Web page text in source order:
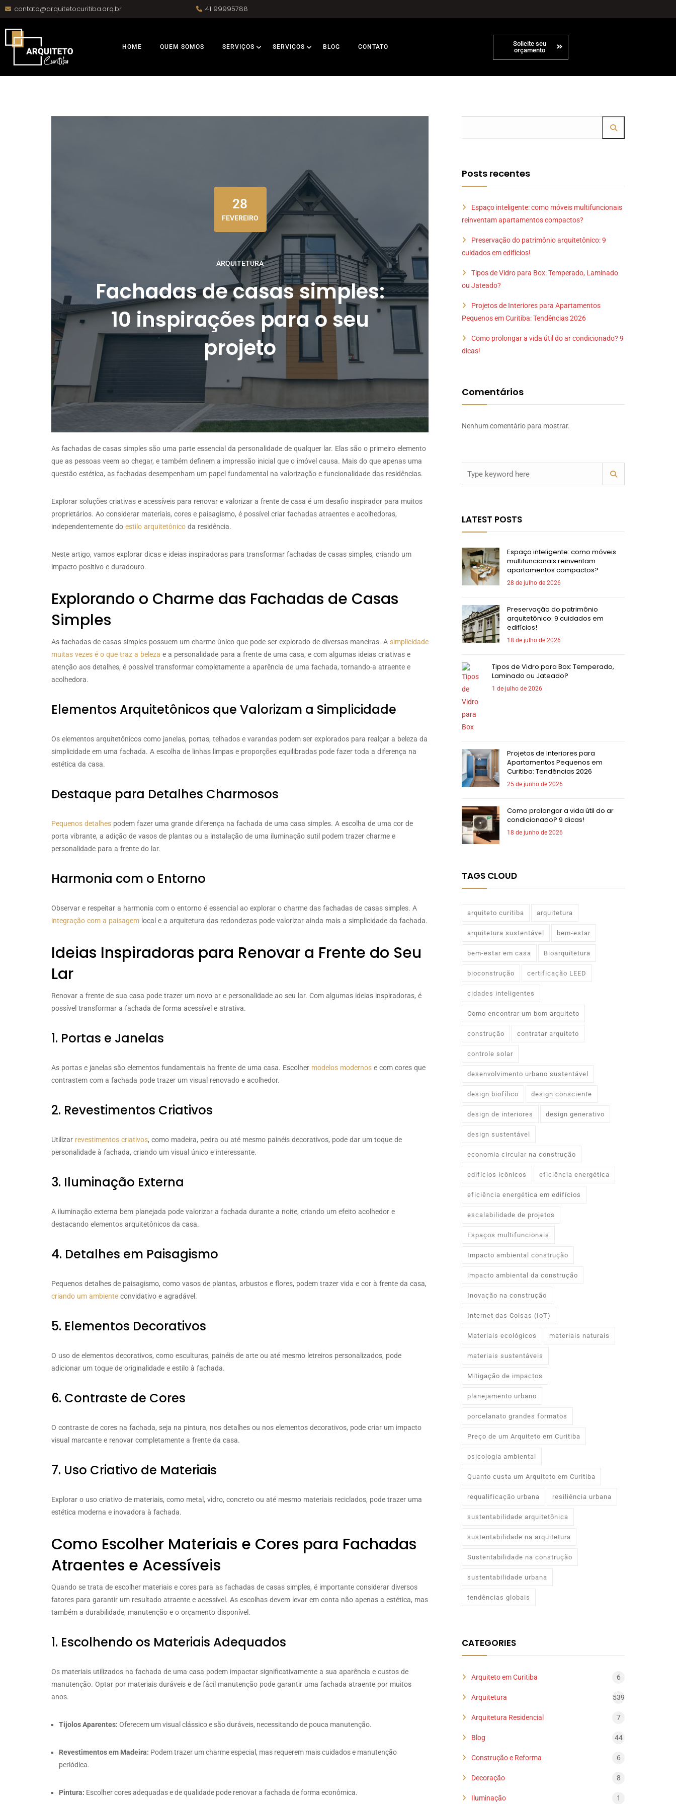
contato@arquitetocuritiba.arq.br 41 99995788
HOME QUEM SOMOS SERVIÇOS SERVIÇOS BLOG CONTATO
Solicite seu
orçamento
28
FEVEREIRO
ARQUITETURA
Fachadas de casas simples:
10 inspirações para o seu
projeto
As fachadas de casas simples são uma parte essencial da personalidade de qualquer lar. Elas são o primeiro elemento
que as pessoas veem ao chegar, e também definem a impressão inicial que o imóvel causa. Mais do que apenas uma
questão estética, as fachadas desempenham um papel fundamental na valorização e funcionalidade das residências.
Explorar soluções criativas e acessíveis para renovar e valorizar a frente de casa é um desafio inspirador para muitos
proprietários. Ao considerar materiais, cores e paisagismo, é possível criar fachadas atraentes e acolhedoras,
independentemente do estilo arquitetônico da residência.
Neste artigo, vamos explorar dicas e ideias inspiradoras para transformar fachadas de casas simples, criando um
impacto positivo e duradouro.
Explorando o Charme das Fachadas de Casas
Simples
As fachadas de casas simples possuem um charme único que pode ser explorado de diversas maneiras. A simplicidade
muitas vezes é o que traz a beleza e a personalidade para a frente de uma casa, e com algumas ideias criativas e
atenção aos detalhes, é possível transformar completamente a aparência de uma fachada, tornando-a atraente e
acolhedora.
Elementos Arquitetônicos que Valorizam a Simplicidade
Os elementos arquitetônicos como janelas, portas, telhados e varandas podem ser explorados para realçar a beleza da
simplicidade em uma fachada. A escolha de linhas limpas e proporções equilibradas pode fazer toda a diferença na
estética da casa.
Destaque para Detalhes Charmosos
Pequenos detalhes podem fazer uma grande diferença na fachada de uma casa simples. A escolha de uma cor de
porta vibrante, a adição de vasos de plantas ou a instalação de uma iluminação sutil podem trazer charme e
personalidade para a frente do lar.
Harmonia com o Entorno
Observar e respeitar a harmonia com o entorno é essencial ao explorar o charme das fachadas de casas simples. A
integração com a paisagem local e a arquitetura das redondezas pode valorizar ainda mais a simplicidade da fachada.
Ideias Inspiradoras para Renovar a Frente do Seu
Lar
Renovar a frente de sua casa pode trazer um novo ar e personalidade ao seu lar. Com algumas ideias inspiradoras, é
possível transformar a fachada de forma acessível e atrativa.
1. Portas e Janelas
As portas e janelas são elementos fundamentais na frente de uma casa. Escolher modelos modernos e com cores que
contrastem com a fachada pode trazer um visual renovado e acolhedor.
2. Revestimentos Criativos
Utilizar revestimentos criativos, como madeira, pedra ou até mesmo painéis decorativos, pode dar um toque de
personalidade à fachada, criando um visual único e interessante.
3. Iluminação Externa
A iluminação externa bem planejada pode valorizar a fachada durante a noite, criando um efeito acolhedor e
destacando elementos arquitetônicos da casa.
4. Detalhes em Paisagismo
Pequenos detalhes de paisagismo, como vasos de plantas, arbustos e flores, podem trazer vida e cor à frente da casa,
criando um ambiente convidativo e agradável.
5. Elementos Decorativos
O uso de elementos decorativos, como esculturas, painéis de arte ou até mesmo letreiros personalizados, pode
adicionar um toque de originalidade e estilo à fachada.
6. Contraste de Cores
O contraste de cores na fachada, seja na pintura, nos detalhes ou nos elementos decorativos, pode criar um impacto
visual marcante e renovar completamente a frente da casa.
7. Uso Criativo de Materiais
Explorar o uso criativo de materiais, como metal, vidro, concreto ou até mesmo materiais reciclados, pode trazer uma
estética moderna e inovadora à fachada.
Como Escolher Materiais e Cores para Fachadas
Atraentes e Acessíveis
Quando se trata de escolher materiais e cores para as fachadas de casas simples, é importante considerar diversos
fatores para garantir um resultado atraente e acessível. As escolhas devem levar em conta não apenas a estética, mas
também a durabilidade, manutenção e o orçamento disponível.
1. Escolhendo os Materiais Adequados
Os materiais utilizados na fachada de uma casa podem impactar significativamente a sua aparência e custos de
manutenção. Optar por materiais duráveis e de fácil manutenção pode garantir uma fachada atraente por muitos
anos.
Tijolos Aparentes: Oferecem um visual clássico e são duráveis, necessitando de pouca manutenção.
Revestimentos em Madeira: Podem trazer um charme especial, mas requerem mais cuidados e manutenção
periódica.
Pintura: Escolher cores adequadas e de qualidade pode renovar a fachada de forma econômica.
Posts recentes
Espaço inteligente: como móveis multifuncionais
reinventam apartamentos compactos?
Preservação do patrimônio arquitetônico: 9
cuidados em edifícios!
Tipos de Vidro para Box: Temperado, Laminado
ou Jateado?
Projetos de Interiores para Apartamentos
Pequenos em Curitiba: Tendências 2026
Como prolongar a vida útil do ar condicionado? 9
dicas!
Comentários
Nenhum comentário para mostrar.
LATEST POSTS
Espaço inteligente: como móveis
multifuncionais reinventam
apartamentos compactos?
28 de julho de 2026
Preservação do patrimônio
arquitetônico: 9 cuidados em
edifícios!
18 de julho de 2026
Tipos de Vidro para Box: Temperado,
Laminado ou Jateado?
1 de julho de 2026
Projetos de Interiores para
Apartamentos Pequenos em
Curitiba: Tendências 2026
25 de junho de 2026
Como prolongar a vida útil do ar
condicionado? 9 dicas!
18 de junho de 2026
TAGS CLOUD
arquiteto curitiba arquitetura
arquitetura sustentável bem-estar
bem-estar em casa Bioarquitetura
bioconstrução certificação LEED
cidades inteligentes
Como encontrar um bom arquiteto
construção contratar arquiteto
controle solar
desenvolvimento urbano sustentável
design biofílico design consciente
design de interiores design generativo
design sustentável
economia circular na construção
edifícios icônicos eficiência energética
eficiência energética em edifícios
escalabilidade de projetos
Espaços multifuncionais
Impacto ambiental construção
impacto ambiental da construção
Inovação na construção
Internet das Coisas (IoT)
Materiais ecológicos materiais naturais
materiais sustentáveis
Mitigação de impactos
planejamento urbano
porcelanato grandes formatos
Preço de um Arquiteto em Curitiba
psicologia ambiental
Quanto custa um Arquiteto em Curitiba
requalificação urbana resiliência urbana
sustentabilidade arquitetônica
sustentabilidade na arquitetura
Sustentabilidade na construção
sustentabilidade urbana
tendências globais
CATEGORIES
Arquiteto em Curitiba 6
Arquitetura 539
Arquitetura Residencial 7
Blog 44
Construção e Reforma 6
Decoração 8
Iluminação 1